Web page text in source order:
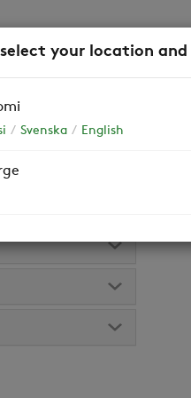
SUODATTIMET
tyyppikilvestä tai
select your location
Svenska English